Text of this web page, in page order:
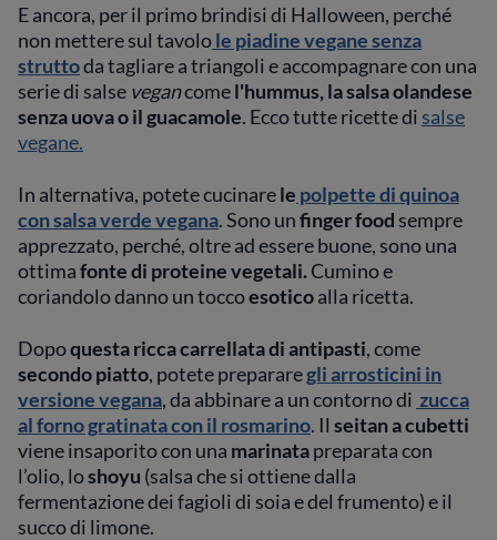
E ancora, per il primo brindisi di Halloween, perché
non mettere sul tavolole piadine vegane senza
struttoda tagliare a triangoli e accompagnare con una
serie di salse vegancomel'hummus, la salsa olandese
senza uova o il guacamole. Ecco tutte ricette di salse
vegane.
In alternativa, potete cucinarele polpette di quinoa
con salsa verde vegana. Sono unfinger foodsempre
apprezzato, perché, oltre ad essere buone, sono una
ottimafonte di proteine vegetali.Cumino e
coriandolo danno un toccoesoticoalla ricetta.
Dopoquesta ricca carrellata di antipasti, come
secondo piatto, potete prepararegli arrosticini in
versione vegana, da abbinare a un contorno di zucca
al forno gratinata con il rosmarino. Il seitan a cubetti
viene insaporito con una marinatapreparata con
l’olio, loshoyu (salsa che si ottiene dalla
fermentazione dei fagioli di soia e del frumento) e il
succo di limone.